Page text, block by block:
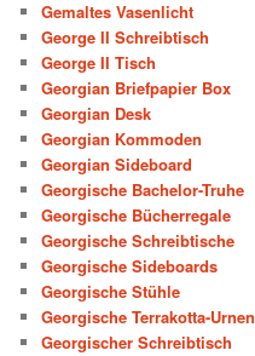
Gemaltes Vasenlicht
George II Schreibtisch
George II Tisch
Georgian Briefpapier Box
Georgian Desk
Georgian Kommoden
Georgian Sideboard
Georgische Bachelor-Truhe
Georgische Bücherregale
Georgische Schreibtische
Georgische Sideboards
Georgische Stühle
Georgische Terrakotta-Urnen
Georgischer Schreibtisch